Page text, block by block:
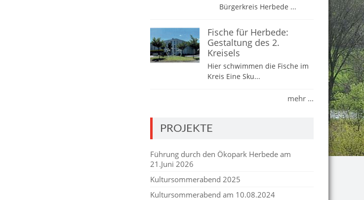
Bürgerkreis Herbede ...
Fische für Herbede:
Gestaltung des 2.
Kreisels
Hier schwimmen die Fische im
Kreis Eine Sku...
mehr ...
PROJEKTE
Führung durch den Ökopark Herbede am
21.Juni 2026
Kultursommerabend 2025
Kultursommerabend am 10.08.2024